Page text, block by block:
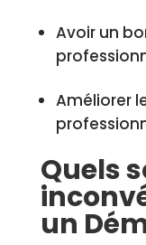
Avoir un
Améliorer
Quels
un